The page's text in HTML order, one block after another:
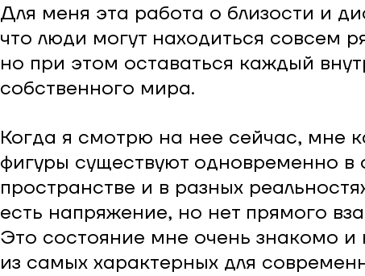
Для меня эта работа о близости и
что люди могут находиться совсем
но при этом оставаться каждый
собственного мира.
Когда я смотрю на нее сейчас, мне
фигуры существуют одновременно в
пространстве и в разных
есть напряжение, но нет прямого
Это состояние мне очень знакомо и
из самых характерных для